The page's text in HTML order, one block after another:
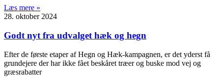
Læs mere »
28. oktober 2024
Godt nyt fra udvalget hæk og hegn
Efter de første etaper af Hegn og Hæk-kampagnen, er det yderst få
grundejere der har ikke fået beskåret træer og buske mod vej og
græsrabatter